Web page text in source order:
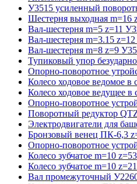
У3515 усиленный
Шестерня выходная m=16
Вал-шестерня m=5 z=11
Вал-шестерня m=3.15
Вал-шестерня m=8 z=9
Тупиковый упор
Опорно-поворотное
Колесо ходовое ведомое
Колесо ходовое ведущее в
Опорно-поворотное
Поворотный редуктор
Электродвигатели для
Бронзовый венец ПК-6,3
Опорно-поворотное
Колесо зубчатое m=10
Колесо зубчатое m=10
Вал промежуточный